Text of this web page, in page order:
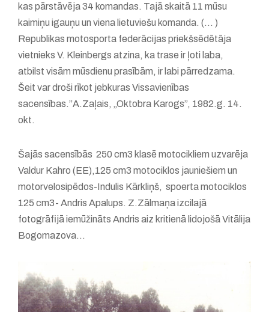
kas pārstāvēja 34 komandas. Tajā skaitā 11 mūsu
kaimiņu igauņu un viena lietuviešu komanda. (... )
Republikas motosporta federācijas priekšsēdētāja
vietnieks V. Kleinbergs atzina, ka trase ir ļoti laba,
atbilst visām mūsdienu prasībām, ir labi pārredzama.
Šeit var droši rīkot jebkuras Vissavienības
sacensības.”A.Zaļais, „Oktobra Karogs”, 1982.g. 14.
okt.
Šajās sacensībās 250 cm3 klasē motocikliem uzvarēja
Valdur Kahro (EE),125 cm3 motociklos jauniešiem un
motorvelosipēdos-Indulis Kārkliņš, spoerta motociklos
125 cm3- Andris Apalups. Z.Zālmaņa izcilajā
fotogrāfijā iemūžināts Andris aiz kritienā lidojošā Vitālija
Bogomazova...